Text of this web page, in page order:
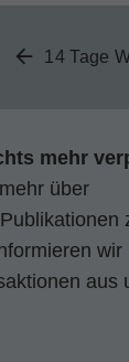
14 Tage
mehr
über
wir
aus